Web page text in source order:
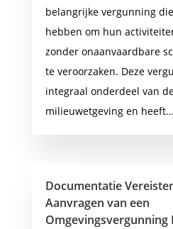
belangrijke vergunning
hebben om hun
zonder onaanvaardbare
te veroorzaken. Deze
integraal onderdeel van
milieuwetgeving en heeft...
Documentatie
Aanvragen van een
Omgevingsvergunning